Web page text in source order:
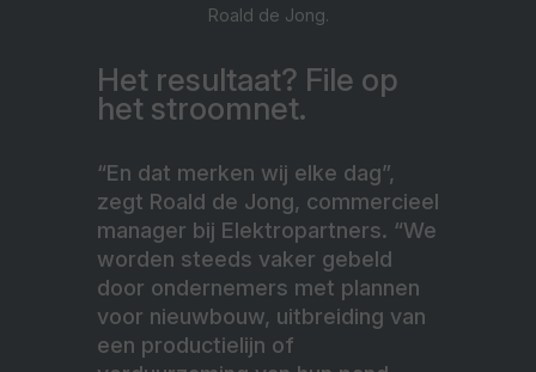
Roald de Jong.
Het resultaat? File op
het stroomnet.
“En dat merken wij elke dag”,
zegt Roald de Jong, commercieel
manager bij Elektropartners. “We
worden steeds vaker gebeld
door ondernemers met plannen
voor nieuwbouw, uitbreiding van
een productielijn of